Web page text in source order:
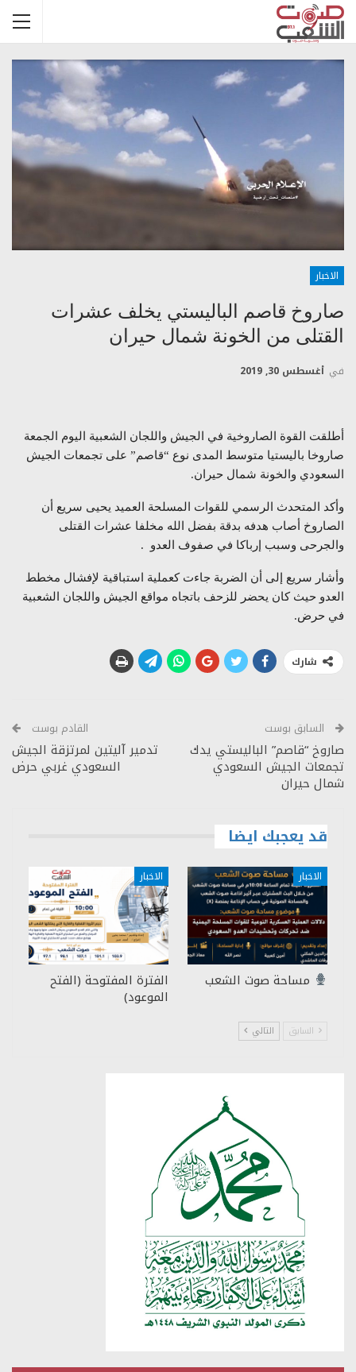
الاخبار
صاروخ قاصم الباليستي يخلف عشرات
القتلى من الخونة شمال حيران
في أغسطس 30, 2019
أطلقت القوة الصاروخية في الجيش واللجان الشعبية اليوم الجمعة
صاروخا باليستيا متوسط المدى نوع “قاصم” على تجمعات الجيش
السعودي والخونة شمال حيران.
وأكد المتحدث الرسمي للقوات المسلحة العميد يحيى سريع أن
الصاروخ أصاب هدفه بدقة بفضل الله مخلفا عشرات القتلى
والجرحى وسبب إرباكا في صفوف العدو .
وأشار سريع إلى أن الضربة جاءت كعملية استباقية لإفشال مخطط
العدو حيث كان يحضر للزحف باتجاه مواقع الجيش واللجان الشعبية
في حرض.
شارك
السابق بوست
صاروخ “قاصم” الباليستي يدك
تجمعات الجيش السعودي
شمال حيران
القادم بوست
تدمير آليتين لمرتزقة الجيش
السعودي غربي حرض
قد يعجبك ايضا
الاخبار
مساحة صوت الشعب
الاخبار
الفترة المفتوحة (الفتح
الموعود)
السابق التالي